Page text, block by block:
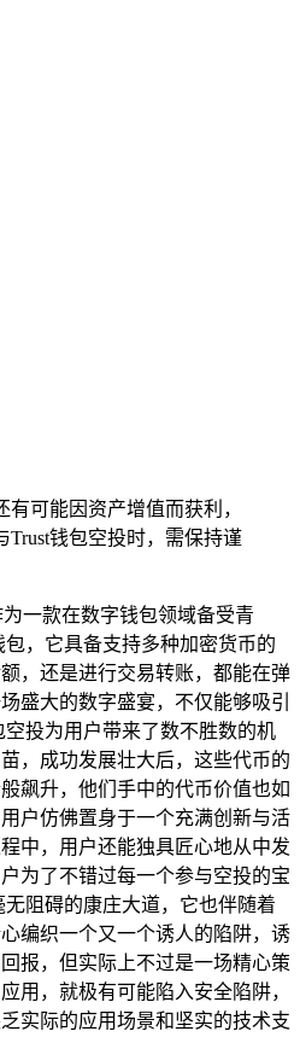
可能因资产增值而获利，
钱包空投时，需保持谨
一款在数字钱包领域备受青
，它具备支持多种加密货币的
，还是进行交易转账，都能在弹
盛大的数字盛宴，不仅能够吸引
投为用户带来了数不胜数的机
，成功发展壮大后，这些代币的
飙升，他们手中的代币价值也如
户仿佛置身于一个充满创新与活
中，用户还能独具匠心地从中发
为了不错过每一个参与空投的宝
阻碍的康庄大道，它也伴随着
编织一个又一个诱人的陷阱，诱
报，但实际上不过是一场精心策
用，就极有可能陷入安全陷阱，
实际的应用场景和坚实的技术支